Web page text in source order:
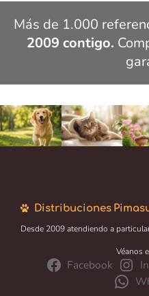
Más de 1.000
2009 contigo.
Distribuciones
Desde 2009 atendiendo a
Véanos
Facebook